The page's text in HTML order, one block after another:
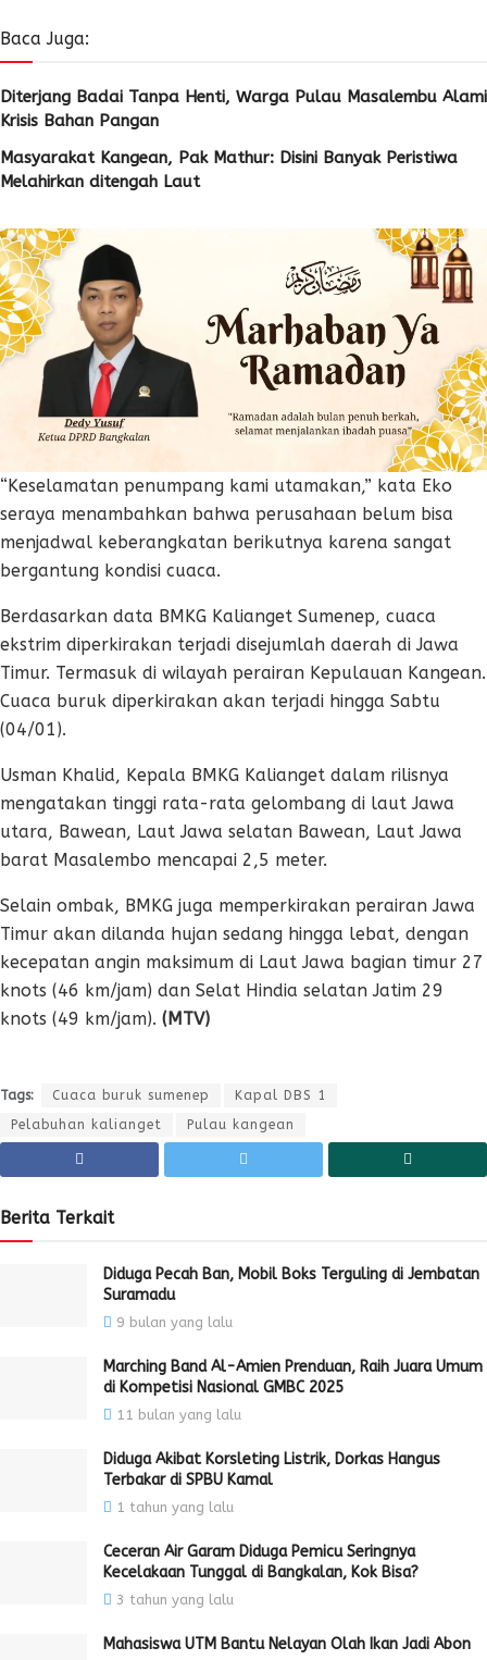
Baca Juga:
Diterjang Badai Tanpa Henti, Warga Pulau Masalembu Alami
Krisis Bahan Pangan
Masyarakat Kangean, Pak Mathur: Disini Banyak Peristiwa
Melahirkan ditengah Laut
“Keselamatan penumpang kami utamakan,” kata Eko
seraya menambahkan bahwa perusahaan belum bisa
menjadwal keberangkatan berikutnya karena sangat
bergantung kondisi cuaca.
Berdasarkan data BMKG Kalianget Sumenep, cuaca
ekstrim diperkirakan terjadi disejumlah daerah di Jawa
Timur. Termasuk di wilayah perairan Kepulauan Kangean.
Cuaca buruk diperkirakan akan terjadi hingga Sabtu
(04/01).
Usman Khalid, Kepala BMKG Kalianget dalam rilisnya
mengatakan tinggi rata-rata gelombang di laut Jawa
utara, Bawean, Laut Jawa selatan Bawean, Laut Jawa
barat Masalembo mencapai 2,5 meter.
Selain ombak, BMKG juga memperkirakan perairan Jawa
Timur akan dilanda hujan sedang hingga lebat, dengan
kecepatan angin maksimum di Laut Jawa bagian timur 27
knots (46 km/jam) dan Selat Hindia selatan Jatim 29
knots (49 km/jam). (MTV)
Tags: Cuaca buruk sumenep
Kapal DBS 1
Pelabuhan kalianget
Pulau kangean
Berita Terkait
Diduga Pecah Ban, Mobil Boks Terguling di Jembatan
Suramadu
9 bulan yang lalu
Marching Band Al-Amien Prenduan, Raih Juara Umum
di Kompetisi Nasional GMBC 2025
11 bulan yang lalu
Diduga Akibat Korsleting Listrik, Dorkas Hangus
Terbakar di SPBU Kamal
1 tahun yang lalu
Ceceran Air Garam Diduga Pemicu Seringnya
Kecelakaan Tunggal di Bangkalan, Kok Bisa?
3 tahun yang lalu
Mahasiswa UTM Bantu Nelayan Olah Ikan Jadi Abon